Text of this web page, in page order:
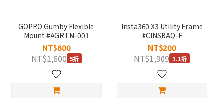
GOPRO Gumby Flexible
Mount #AGRTM-001
NT$800
NT$1,600 5折
Insta360 X3 Utility Frame
#CINSBAQ-F
NT$200
NT$1,909 1.1折